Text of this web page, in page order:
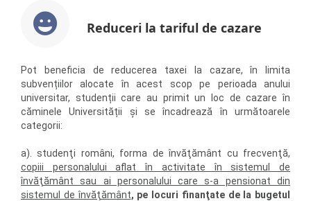
Reduceri la tariful de cazare
Pot beneficia de reducerea taxei la cazare, în limita
subvențiilor alocate în acest scop pe perioada anului
universitar, studenții care au primit un loc de cazare în
căminele Universității și se încadrează în următoarele
categorii:
a). studenţi români, forma de învăţământ cu frecvenţă,
copiii personalului aflat în activitate în sistemul de
învăţământ sau ai personalului care s-a pensionat din
sistemul de învăţământ, pe locuri finanţate de la bugetul